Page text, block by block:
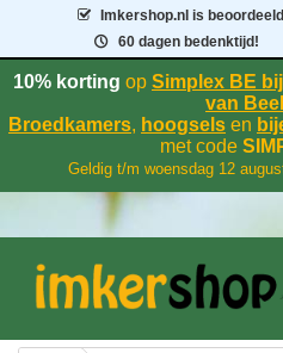
Imkershop.nl is
60 dagen bedenktijd!
10% korting op Simplex BE
van
Broedkamers, hoogsels en
met code
Geldig t/m woensdag 12